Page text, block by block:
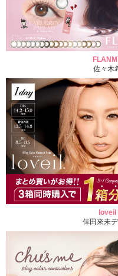
佐々木
loveil
倖田來未